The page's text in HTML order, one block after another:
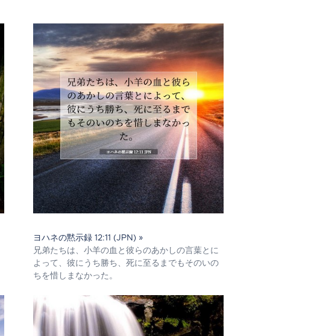
ヨハネの黙示録 12:11 (JPN) »
兄弟たちは、小羊の血と彼らのあかしの言葉とに
よって、彼にうち勝ち、死に至るまでもそのいの
ちを惜しまなかった。